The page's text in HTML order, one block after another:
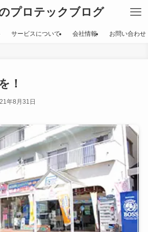
プロテックブログ
サービスについて 会社情報 お問い合わせ
！
年8月31日